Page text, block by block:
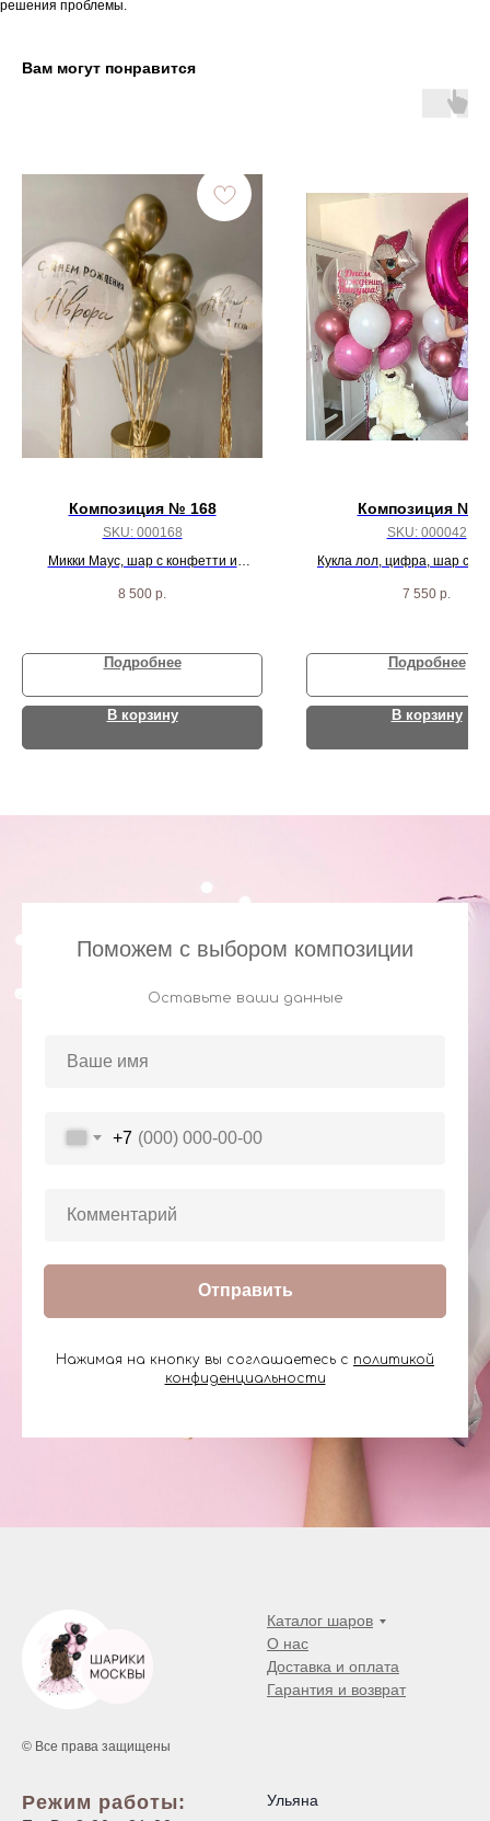
решения проблемы.
Вам могут понравится
Композиция № 168
SKU: 000168
Микки Маус, шар с конфетти и
пастель шаров
8 500 р.
Подробнее
В корзину
Композиция №
SKU: 000042
Кукла лол, цифра, шар с
сердца и 9 бело-
7 550 р.
Подробнее
В корзину
Поможем с выбором композиции
Оставьте ваши данные
+7
Отправить
Нажимая на кнопку вы соглашаетесь с политикой
конфиденциальности
© Все права защищены
Каталог шаров
О нас
Доставка и оплата
Гарантия и возврат
Режим работы: Ульяна